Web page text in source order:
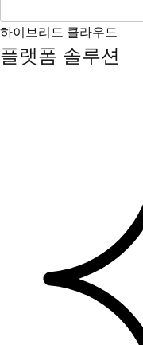
하이브리드 클라우드
플랫폼 솔루션